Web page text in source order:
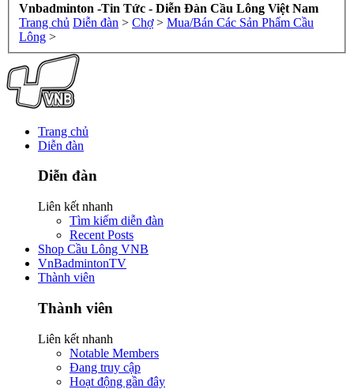
Vnbadminton -Tin Tức - Diễn Đàn Cầu Lông Việt Nam
Trang chủ Diễn đàn > Chợ > Mua/Bán Các Sản Phẩm Cầu
Lông >
Trang chủ
Diễn đàn
Diễn đàn
Liên kết nhanh
Tìm kiếm diễn đàn
Recent Posts
Shop Cầu Lông VNB
VnBadmintonTV
Thành viên
Thành viên
Liên kết nhanh
Notable Members
Đang truy cập
Hoạt động gần đây